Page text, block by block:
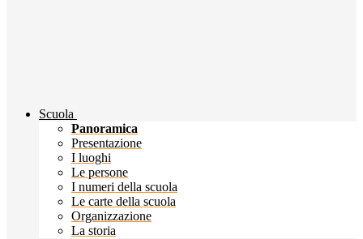
Scuola
Panoramica
Presentazione
I luoghi
Le persone
I numeri della scuola
Le carte della scuola
Organizzazione
La storia